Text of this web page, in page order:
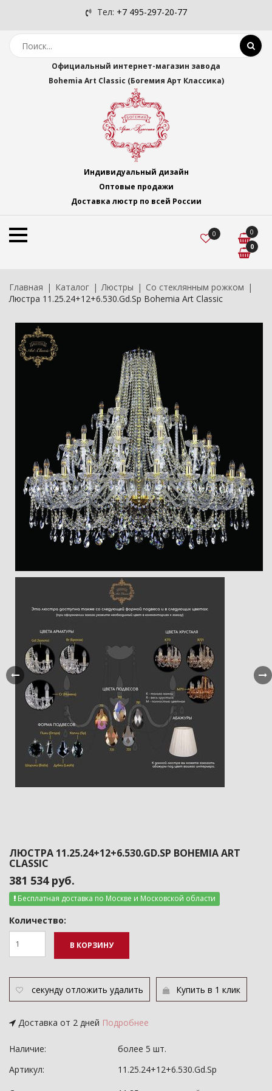
Тел: +7 495-297-20-77
Официальный интернет-магазин завода
Bohemia Art Classic (Богемия Арт Классика)
Индивидуальный дизайн
Оптовые продажи
Доставка люстр по всей России
0
0
0
Главная Каталог Люстры
Со стеклянным рожком
Люстра 11.25.24+12+6.530.Gd.Sp Bohemia Art Classic
ЛЮСТРА 11.25.24+12+6.530.GD.SP BOHEMIA ART
CLASSIC
381 534 руб.
Бесплатная доставка по Москве и Московской области
Количество:
В КОРЗИНУ
секунду отложить удалить Купить в 1 клик
Доставка от 2 дней Подробнее
Наличие:
более 5 шт.
Артикул:
11.25.24+12+6.530.Gd.Sp